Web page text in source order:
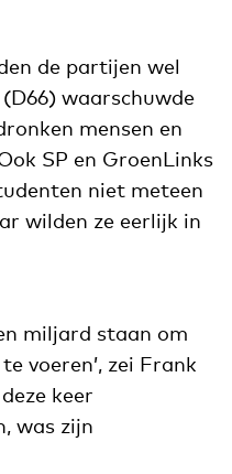
de partijen wel
waarschuwde
mensen en
SP en GroenLinks
niet meteen
wilden ze eerlijk in
miljard staan om
voeren’, zei Frank
keer
was zijn